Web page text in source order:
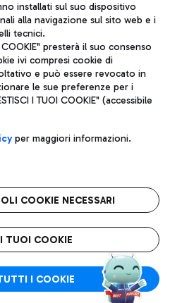
soggetta a direzione e
di Roma 13032990155 P.
int. vers.
1 - 00054 Fiumicino (RM)
Note legali
FCO
stellato
installati sul suo dispositivo
alla navigazione sul sito web e i
tecnici.
COOKIE" presterà il suo consenso
ivi compresi cookie di
e può essere revocato in
le sue preferenze per i
I TUOI COOKIE" (accessibile
per maggiori informazioni.
COOKIE NECESSARI
TUOI COOKIE
I COOKIE